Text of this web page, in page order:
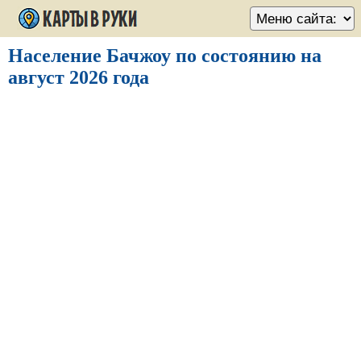
Население Бачжоу по состоянию на
август 2026 года